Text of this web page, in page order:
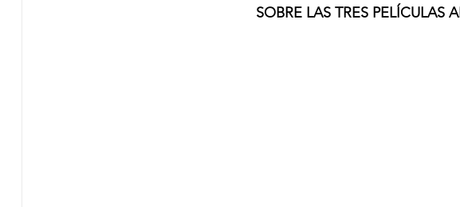
SOBRE LAS TRES PELÍCULAS